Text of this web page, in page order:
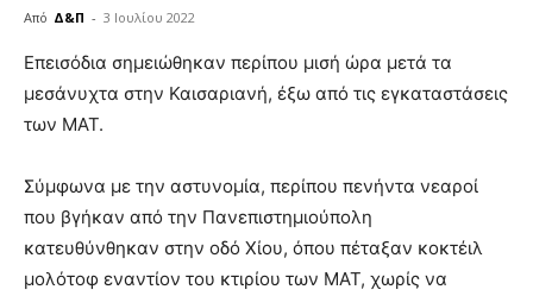
Από Δ&Π - 3 Ιουλίου 2022
blonde
lesbians
very
hot
show.desi
xxx
lyons
teaches
Επεισόδια σημειώθηκαν περίπου μισή ώρα μετά τα
μεσάνυχτα στην Καισαριανή, έξω από τις εγκαταστάσεις
των ΜΑΤ.
Σύμφωνα με την αστυνομία, περίπου πενήντα νεαροί
που βγήκαν από την Πανεπιστημιούπολη
κατευθύνθηκαν στην οδό Χίου, όπου πέταξαν κοκτέιλ
μολότοφ εναντίον του κτιρίου των ΜΑΤ, χωρίς να